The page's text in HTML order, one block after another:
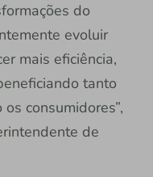
do
evoluir
mais eficiência,
tanto
consumidores”,
de